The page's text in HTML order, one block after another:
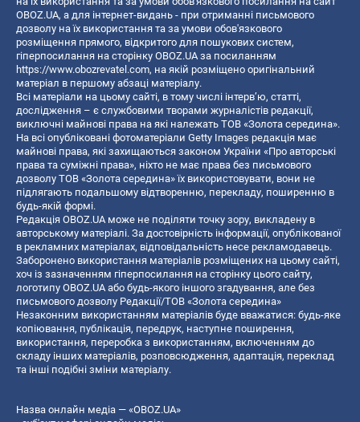
OBOZ.UA, а для інтернет-видань - при отриманні письмового
дозволу на їх використання та за умови обов'язкового
розміщення прямого, відкритого для пошукових систем,
гіперпосилання на сторінку OBOZ.UA за посиланням
https://www.obozrevatel.com, на якій розміщено оригінальний
матеріал в першому абзаці матеріалу.
Всі матеріали на цьому сайті, в тому числі інтерв’ю, статті,
дослідження – є службовими творами журналістів редакції,
виключні майнові права на які належать ТОВ «Золота середина».
На всі опубліковані фотоматеріали Getty Images редакція має
майнові права, які захищаються законом України «Про авторські
права та суміжні права», ніхто не має права без письмового
дозволу ТОВ «Золота середина» їх використовувати, вони не
підлягають подальшому відтворенню, перекладу, поширенню в
будь-якій формі.
Редакція OBOZ.UA може не поділяти точку зору, викладену в
авторському матеріалі. За достовірність інформації, опублікованої
в рекламних матеріалах, відповідальність несе рекламодавець.
Заборонено використання матеріалів розміщених на цьому сайті,
хоч із зазначенням гіперпосилання на сторінку цього сайту,
логотипу OBOZ.UA або будь-якого іншого згадування, але без
письмового дозволу Редакції/ТОВ «Золота середина»
Незаконним використанням матеріалів буде вважатися: будь-яке
копiювання, публiкацiя, передрук, наступне поширення,
використання, переробка з використанням, включенням до
складу інших матеріалів, розповсюдження, адаптація, переклад
та інші подібні зміни матеріалу.
Назва онлайн медіа — «OBOZ.UA»